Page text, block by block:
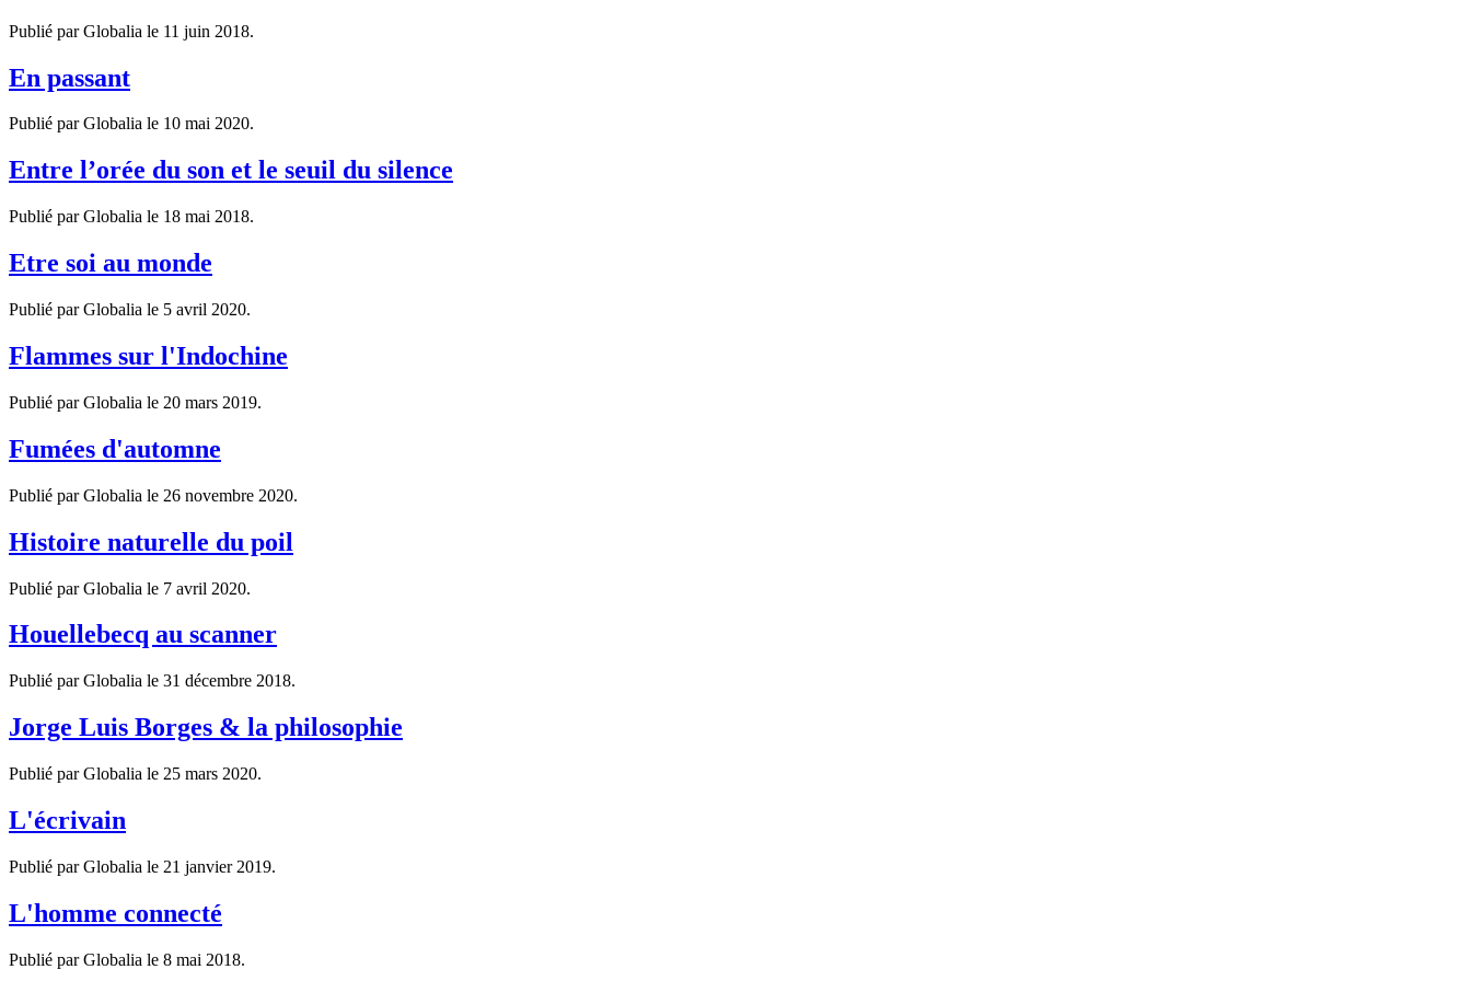
Publié par Globalia le 11 juin 2018.
En passant
Publié par Globalia le 10 mai 2020.
Entre l’orée du son et le seuil du silence
Publié par Globalia le 18 mai 2018.
Etre soi au monde
Publié par Globalia le 5 avril 2020.
Flammes sur l'Indochine
Publié par Globalia le 20 mars 2019.
Fumées d'automne
Publié par Globalia le 26 novembre 2020.
Histoire naturelle du poil
Publié par Globalia le 7 avril 2020.
Houellebecq au scanner
Publié par Globalia le 31 décembre 2018.
Jorge Luis Borges & la philosophie
Publié par Globalia le 25 mars 2020.
L'écrivain
Publié par Globalia le 21 janvier 2019.
L'homme connecté
Publié par Globalia le 8 mai 2018.